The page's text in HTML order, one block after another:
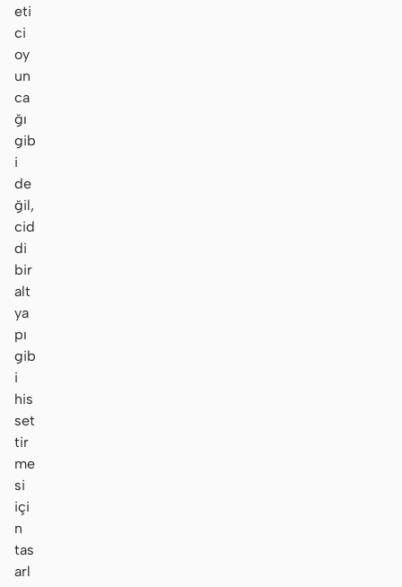
eti
ci
oy
un
ca
ğı
gib
i
de
ğil,
cid
di
bir
alt
ya
pı
gib
i
his
set
tir
me
si
içi
n
tas
arl